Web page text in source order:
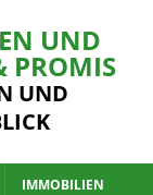
UND
PROMIS
UND
IMMOBILIEN